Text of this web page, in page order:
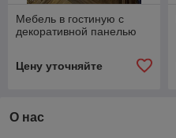
Мебель в гостиную с
декоративной панелью
Цену уточняйте
О нас